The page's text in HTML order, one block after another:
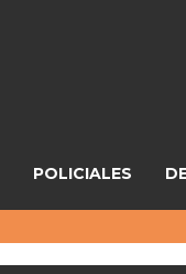
POLICIALES